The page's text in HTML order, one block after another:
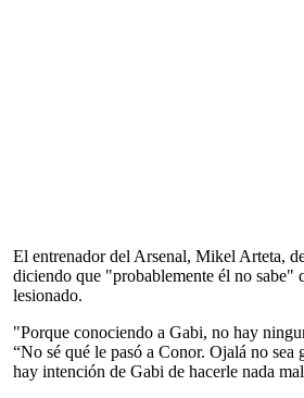
El entrenador del Arsenal, Mikel Arteta,
diciendo que "probablemente él no sabe"
lesionado.
"Porque conociendo a Gabi, no hay
“No sé qué le pasó a Conor. Ojalá no sea
hay intención de Gabi de hacerle nada